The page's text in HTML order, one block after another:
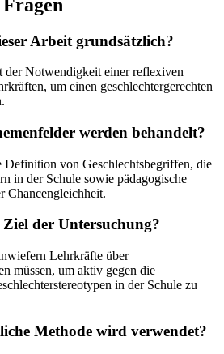
Arbeit grundsätzlich?
der Notwendigkeit einer reflexiven
um einen geschlechtergerechten
werden behandelt?
Definition von Geschlechtsbegriffen, die
in der Schule sowie pädagogische
Chancengleichheit.
der Untersuchung?
Lehrkräfte über
müssen, um aktiv gegen die
in der Schule zu
Methode wird verwendet?